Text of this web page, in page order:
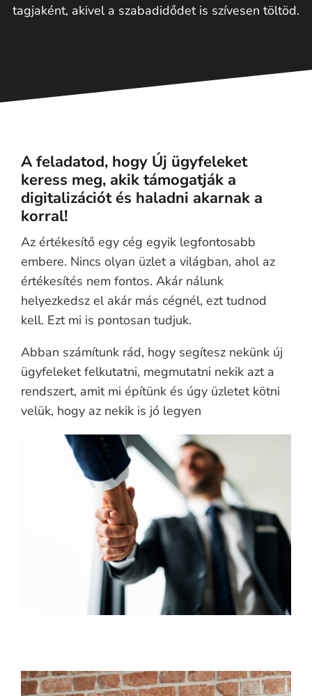
tagjaként, akivel a szabadidődet is szívesen töltöd.
A feladatod, hogy Új ügyfeleket
keress meg, akik támogatják a
digitalizációt és haladni akarnak a
korral!
Az értékesítő egy cég egyik legfontosabb
embere. Nincs olyan üzlet a világban, ahol az
értékesítés nem fontos. Akár nálunk
helyezkedsz el akár más cégnél, ezt tudnod
kell. Ezt mi is pontosan tudjuk.
Abban számítunk rád, hogy segítesz nekünk új
ügyfeleket felkutatni, megmutatni nekik azt a
rendszert, amit mi építünk és úgy üzletet kötni
velük, hogy az nekik is jó legyen